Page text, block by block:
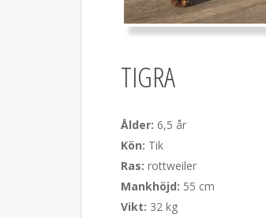
TIGRA
Ålder: 6,5 år
Kön: Tik
Ras: rottweiler
Mankhöjd: 55 cm
Vikt: 32 kg